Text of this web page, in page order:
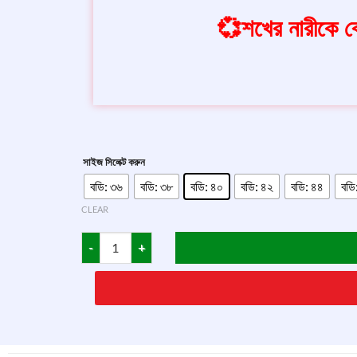
💞শখের নারীকে
সাইজ সিলেক্ট করুন
বডি: ৩৬ বডি: ৩৮ বডি: ৪০ বডি: ৪২ বডি: ৪৪
CLEAR